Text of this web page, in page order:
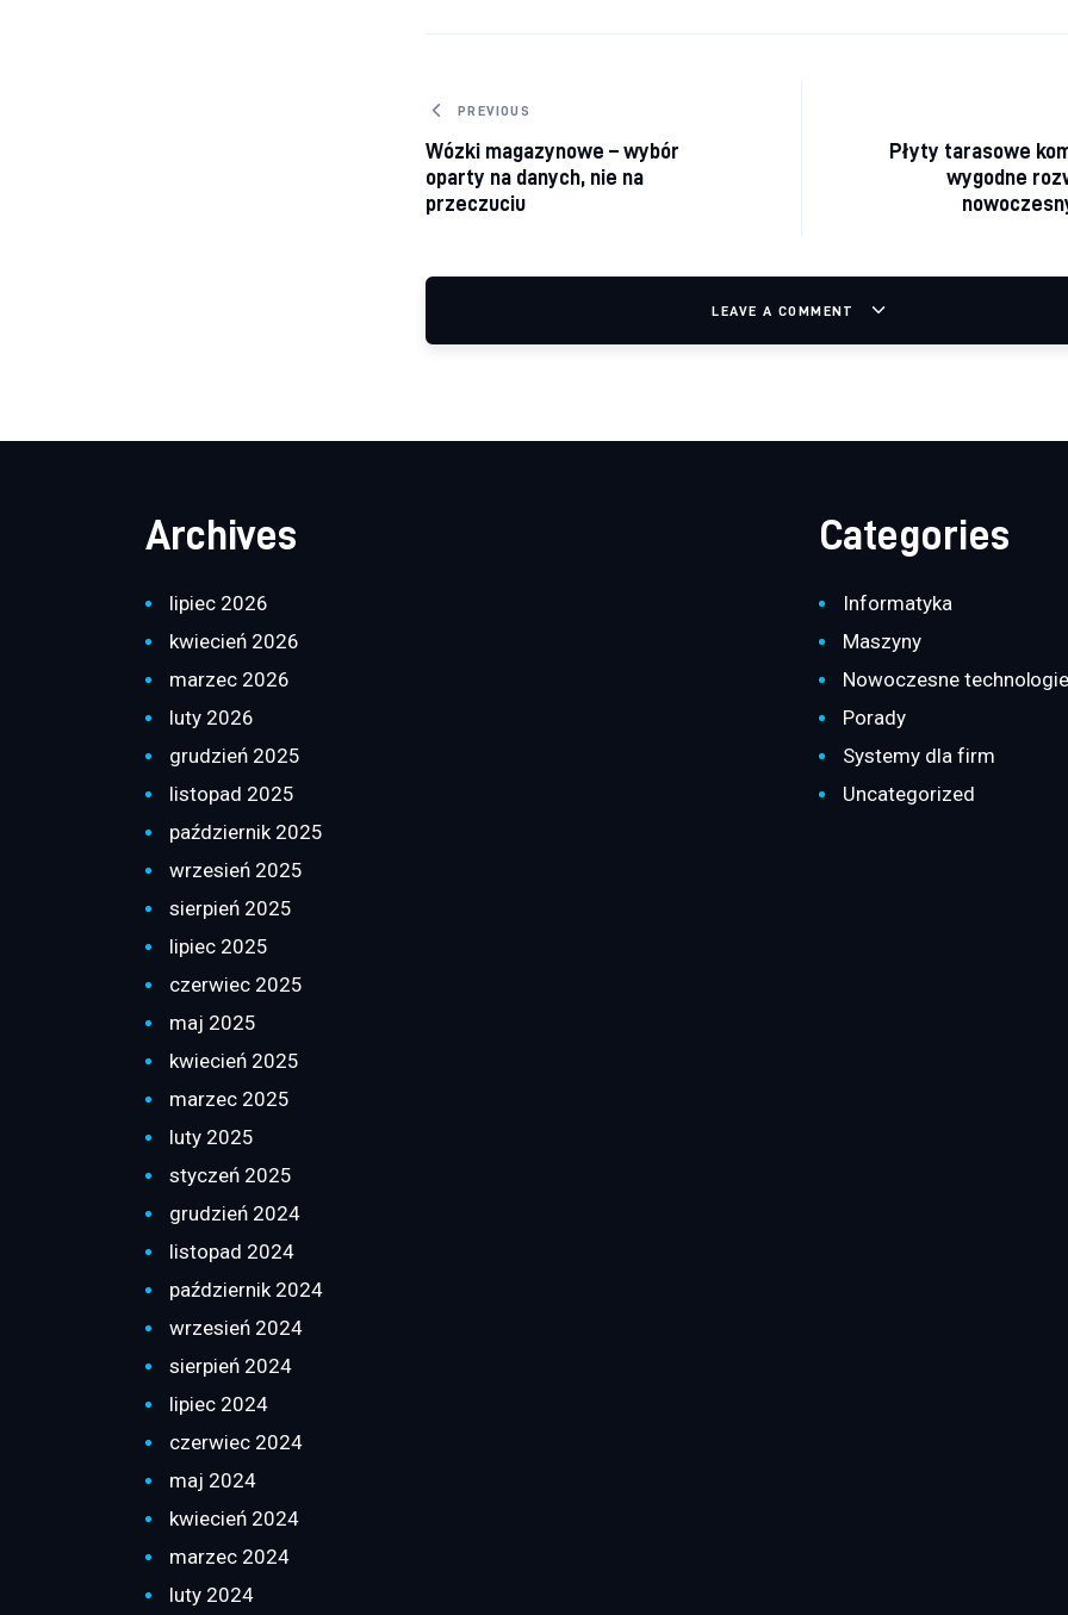
Nawigacja wpisu
PREVIOUS
Wózki magazynowe – wybór
oparty na danych, nie na
przeczuciu
Płyty tarasowe
wygodne
LEAVE A COMMENT
Archives
lipiec 2026
kwiecień 2026
marzec 2026
luty 2026
grudzień 2025
listopad 2025
październik 2025
wrzesień 2025
sierpień 2025
lipiec 2025
czerwiec 2025
maj 2025
kwiecień 2025
marzec 2025
luty 2025
styczeń 2025
grudzień 2024
listopad 2024
październik 2024
wrzesień 2024
sierpień 2024
lipiec 2024
czerwiec 2024
maj 2024
kwiecień 2024
marzec 2024
luty 2024
Categories
Informatyka
Maszyny
Nowoczesne
Porady
Systemy dla firm
Uncategorized